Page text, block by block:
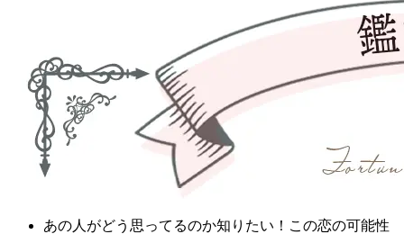
あの人がどう思ってるのか知りたい！この恋の可能性